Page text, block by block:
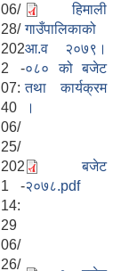
06/
28/
202
2 -
07:
40
हिमाली
गाउँपालिकाको
आ.व २०७९।
०८० को बजेट
तथा कार्यक्रम
।
06/
25/
202
1 -
14:
29
बजेट
२०७८.pdf
06/
26/